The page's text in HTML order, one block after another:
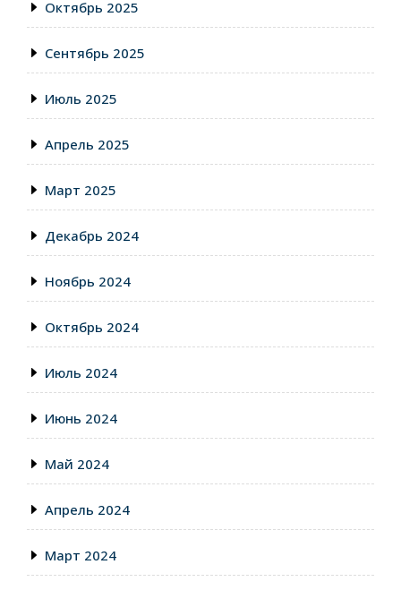
Октябрь 2025
Сентябрь 2025
Июль 2025
Апрель 2025
Март 2025
Декабрь 2024
Ноябрь 2024
Октябрь 2024
Июль 2024
Июнь 2024
Май 2024
Апрель 2024
Март 2024